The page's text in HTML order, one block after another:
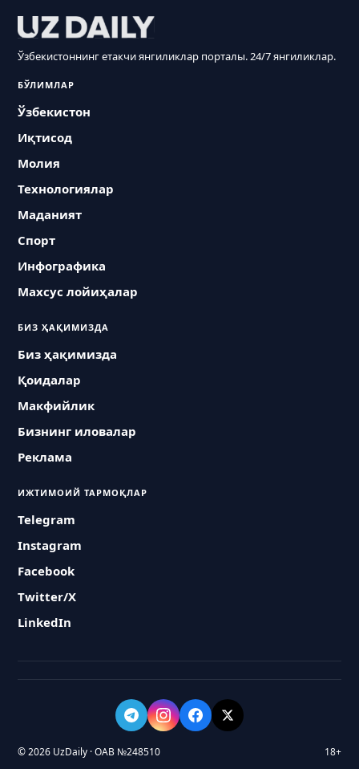
Ўзбекистоннинг етакчи янгиликлар порталы. 24/7 янгиликлар.
БЎЛИМЛАР
Ўзбекистон
Иқтисод
Молия
Технологиялар
Маданият
Спорт
Инфографика
Махсус лойиҳалар
БИЗ ҲАҚИМИЗДА
Биз ҳақимизда
Қоидалар
Макфийлик
Бизнинг иловалар
Реклама
ИЖТИМОИЙ ТАРМОҚЛАР
Telegram
Instagram
Facebook
Twitter/X
LinkedIn
© 2026 UzDaily · ОАВ №248510 18+